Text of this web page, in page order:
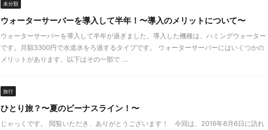
未分類
ウォーターサーバーを導入して半年！〜導入のメリットについて〜
ウォーターサーバーを導入して半年が過ぎました。導入した機種は、ハミングウォーター
です。月額3300円で水道水をろ過するタイプです。 ウォーターサーバーにはいくつかの
メリットがあります。以下はその一部で ...
旅行
ひとり旅？〜夏のビーナスライン！〜
じゃっくです。 閲覧いただき、ありがとうございます！ 今回は、2016年8月6日に訪れ